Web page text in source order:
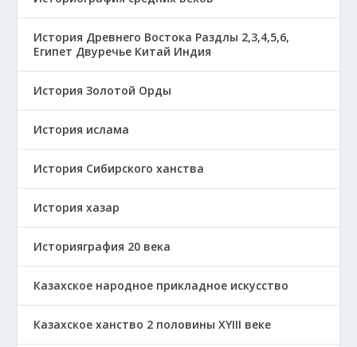
История Древнего Востока Раздлы 2,3,4,5,6,
Египет Двуречье Китай Индия
История Золотой Орды
История ислама
История Сибирского ханства
История хазар
Историяграфия 20 века
Казахское народное прикладное искусство
Казахское ханство 2 половины ХҮІІІ веке